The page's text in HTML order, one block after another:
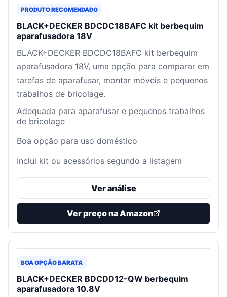
PRODUTO RECOMENDADO
BLACK+DECKER BDCDC18BAFC kit berbequim
aparafusadora 18V
BLACK+DECKER BDCDC18BAFC kit berbequim
aparafusadora 18V, uma opção para comparar em
tarefas de aparafusar, montar móveis e pequenos
trabalhos de bricolage.
Adequada para aparafusar e pequenos trabalhos
de bricolage
Boa opção para uso doméstico
Inclui kit ou acessórios segundo a listagem
Ver análise
Ver preço na Amazon
BOA OPÇÃO BARATA
BLACK+DECKER BDCDD12-QW berbequim
aparafusadora 10.8V